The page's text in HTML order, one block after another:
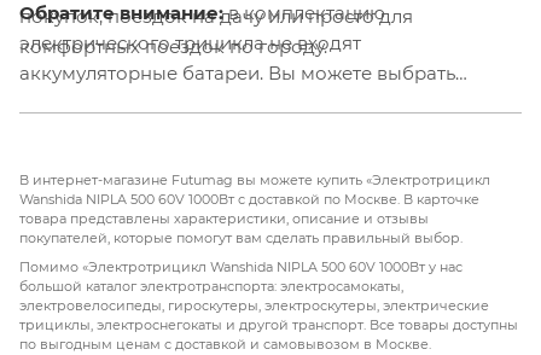
покупок, поездок на дачу или просто для
комфортных поездок по городу.
Обратите внимание:в комплектацию
электрического трицикла не входят
аккумуляторные батареи. Вы можете выбрать
В интернет-магазине Futumag вы можете купить «Электротрицикл
Wanshida NIPLA 500 60V 1000Вт с доставкой по Москве. В карточке
товара представлены характеристики, описание и отзывы
покупателей, которые помогут вам сделать правильный выбор.
Помимо «Электротрицикл Wanshida NIPLA 500 60V 1000Вт у нас
большой каталог электротранспорта: электросамокаты,
электровелосипеды, гироскутеры, электроскутеры, электрические
трициклы, электроснегокаты и другой транспорт. Все товары доступны
по выгодным ценам с доставкой и самовывозом в Москве.